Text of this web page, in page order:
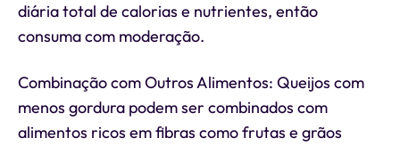
diária total de calorias e nutrientes, então
consuma com moderação.
Combinação com Outros Alimentos: Queijos com
menos gordura podem ser combinados com
alimentos ricos em fibras como frutas e grãos